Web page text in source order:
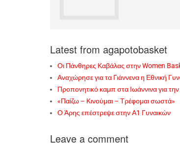
Latest from agapotobasket
Οι Πάνθηρες Καβάλας στην Women
Αναχώρησε για τα Γιάννενα η Εθνική
Προπονητικό καμπ στα Ιωάννινα για
«Παίζω – Κινούμαι – Τρέφομαι σωστά»
Ο Άρης επέστρεψε στην Α1 Γυναικών
Leave a comment